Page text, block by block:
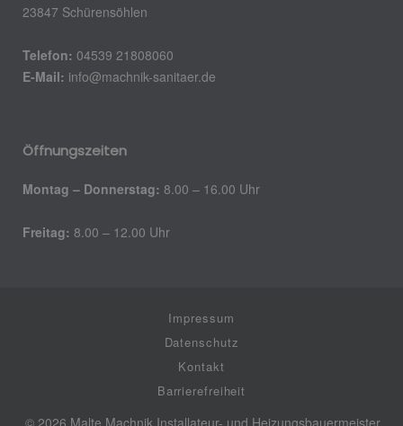
23847 Schürensöhlen
Telefon: 04539 21808060
E-Mail: info@machnik-sanitaer.de
Öffnungszeiten
Montag – Donnerstag: 8.00 – 16.00 Uhr
Freitag: 8.00 – 12.00 Uhr
Impressum
Datenschutz
Kontakt
Barrierefreiheit
© 2026 Malte Machnik Installateur- und Heizungsbauermeister